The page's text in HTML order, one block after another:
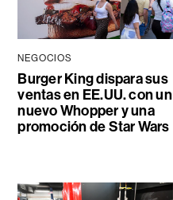
NEGOCIOS
Burger King dispara sus
ventas en EE.UU. con un
nuevo Whopper y una
promoción de Star Wars